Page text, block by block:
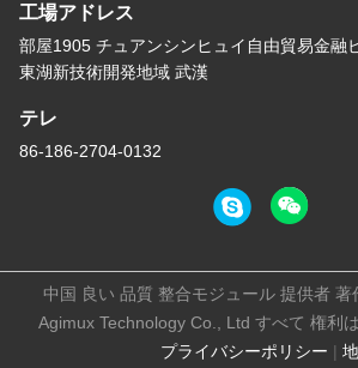
工場アドレス
部屋1905 チュアンシンヒュイ自由貿易金融
東湖新技術開発地域 武漢
テレ
86-186-2704-0132
プライバシーポリシー |
中国 良い 品質 整合モジュール 提供者 著
Agimux Technology Co., Ltd すべて 権利